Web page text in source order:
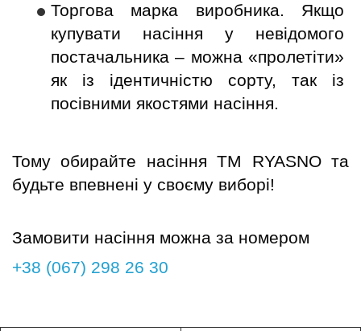
Торгова марка виробника. Якщо
купувати насіння у невідомого
постачальника – можна «пролетіти»
як із ідентичністю сорту, так із
посівними якостями насіння.
Тому обирайте насіння ТМ RYASNO та
будьте впевнені у своєму виборі!
Замовити насіння можна за номером
+38 (067) 298 26 30